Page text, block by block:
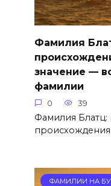
Фамилия
значение —
фамилии
0 39
Фамилия Блатц:
ФАМИЛИИ НА